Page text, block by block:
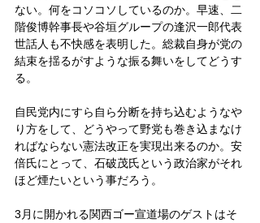
ない。何をコソコソしているのか。早速、二
階俊博幹事長や谷垣グループの逢沢一郎代表
世話人も不快感を表明した。総裁自身が党の
結束を揺るがすような振る舞いをしてどうす
る。
自民党内にすら自ら分断を持ち込むようなや
り方をして、どうやって野党も巻き込まなけ
ればならない憲法改正を実現出来るのか。安
倍氏にとって、石破茂氏という政治家がそれ
ほど煙たいという事だろう。
3月に開かれる関西ゴー宣道場のゲストはそ